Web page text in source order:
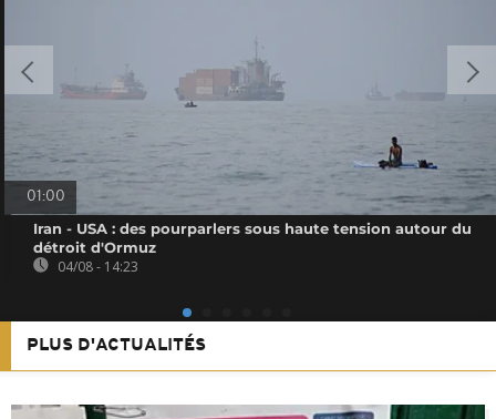
01:00
Iran - USA : des pourparlers sous haute tension autour du
détroit d'Ormuz
04/08 - 14:23
PLUS D'ACTUALITÉS